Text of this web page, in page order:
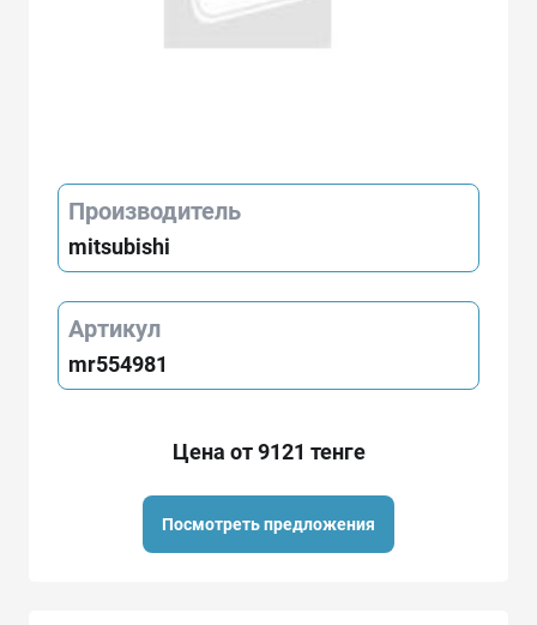
Производитель
mitsubishi
Артикул
mr554981
Цена от 9121 тенге
Посмотреть предложения